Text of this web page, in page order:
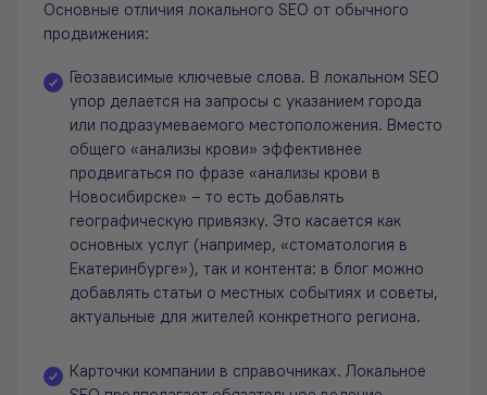
Основные отличия локального SEO от обычного
продвижения:
Геозависимые ключевые слова. В локальном SEO
упор делается на запросы с указанием города
или подразумеваемого местоположения. Вместо
общего «анализы крови» эффективнее
продвигаться по фразе «анализы крови в
Новосибирске» – то есть добавлять
географическую привязку. Это касается как
основных услуг (например, «стоматология в
Екатеринбурге»), так и контента: в блог можно
добавлять статьи о местных событиях и советы,
актуальные для жителей конкретного региона.
Карточки компании в справочниках. Локальное